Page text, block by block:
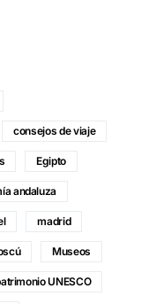
consejos de viaje
Egipto
andaluza
madrid
Museos
UNESCO